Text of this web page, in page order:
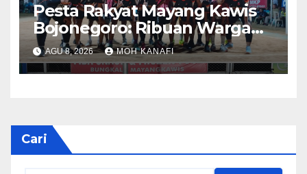
​Pesta Rakyat Mayang Kawis
Bojonegoro: Ribuan Warga
Tumplek Blek Saksikan Final
Voli, Kades 3 Periode Dipuji
Setinggi Langit
AGU 8, 2026 MOH KANAFI
Cari